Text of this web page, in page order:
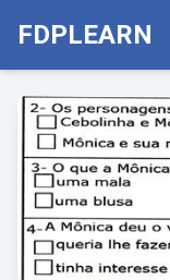
FDPLEARN